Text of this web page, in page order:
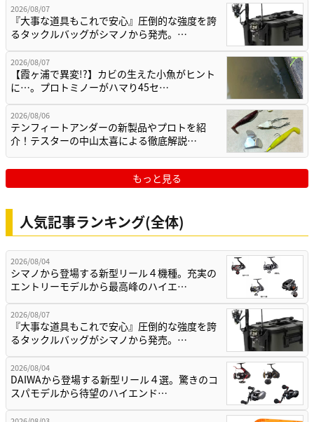
2026/08/07
『大事な道具もこれで安心』圧倒的な強度を誇
るタックルバッグがシマノから発売。…
2026/08/07
【霞ヶ浦で異変!?】カビの生えた小魚がヒント
に…。プロトミノーがハマり45セ…
2026/08/06
テンフィートアンダーの新製品やプロトを紹
介！テスターの中山太喜による徹底解説…
もっと見る
人気記事ランキング(全体)
2026/08/04
シマノから登場する新型リール４機種。充実の
エントリーモデルから最高峰のハイエ…
2026/08/07
『大事な道具もこれで安心』圧倒的な強度を誇
るタックルバッグがシマノから発売。…
2026/08/04
DAIWAから登場する新型リール４選。驚きのコ
スパモデルから待望のハイエンド…